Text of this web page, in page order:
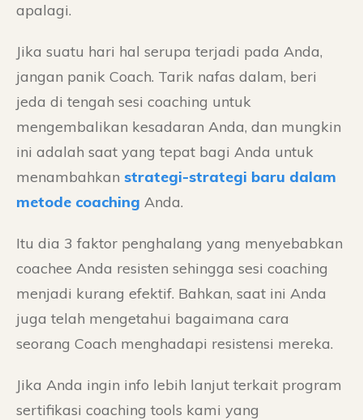
apalagi.
Jika suatu hari hal serupa terjadi pada Anda,
jangan panik Coach. Tarik nafas dalam, beri
jeda di tengah sesi coaching untuk
mengembalikan kesadaran Anda, dan mungkin
ini adalah saat yang tepat bagi Anda untuk
menambahkan strategi-strategi baru dalam
metode coaching Anda.
Itu dia 3 faktor penghalang yang menyebabkan
coachee Anda resisten sehingga sesi coaching
menjadi kurang efektif. Bahkan, saat ini Anda
juga telah mengetahui bagaimana cara
seorang Coach menghadapi resistensi mereka.
Jika Anda ingin info lebih lanjut terkait program
sertifikasi coaching tools kami yang